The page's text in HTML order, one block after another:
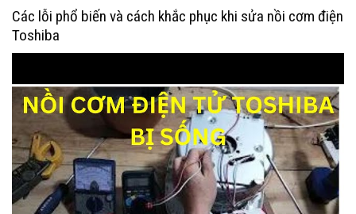
Các lỗi phổ biến và cách khắc phục khi sửa nồi cơm điện
Toshiba